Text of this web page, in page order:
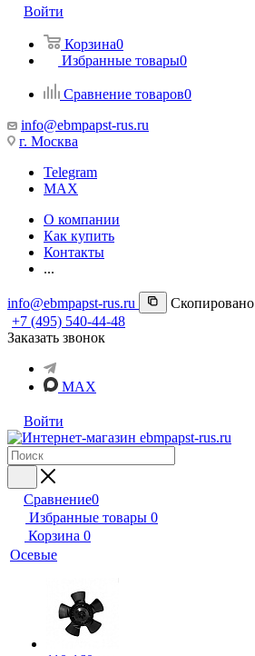
Войти
Корзина0
Избранные товары0
Сравнение товаров0
info@ebmpapst-rus.ru
г. Москва
Telegram
MAX
О компании
Как купить
Контакты
...
info@ebmpapst-rus.ru
Скопировано
+7 (495) 540-44-48
Заказать звонок
MAX
Войти
Сравнение0
Избранные товары 0
Корзина 0
Осевые